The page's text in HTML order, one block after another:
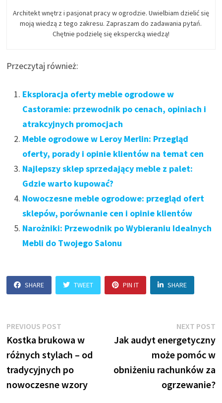
Architekt wnętrz i pasjonat pracy w ogrodzie. Uwielbiam dzielić się
moją wiedzą z tego zakresu. Zapraszam do zadawania pytań.
Chętnie podzielę się ekspercką wiedzą!
Przeczytaj również:
Eksploracja oferty meble ogrodowe w
Castoramie: przewodnik po cenach, opiniach i
atrakcyjnych promocjach
Meble ogrodowe w Leroy Merlin: Przegląd
oferty, porady i opinie klientów na temat cen
Najlepszy sklep sprzedający meble z palet:
Gdzie warto kupować?
Nowoczesne meble ogrodowe: przegląd ofert
sklepów, porównanie cen i opinie klientów
Narożniki: Przewodnik po Wybieraniu Idealnych
Mebli do Twojego Salonu
SHARE TWEET PIN IT SHARE
Nawigacja
wpisu
PREVIOUS POST
post:
Kostka brukowa w
różnych stylach – od
tradycyjnych po
nowoczesne wzory
NEXT POST
Jak audyt energetyczny
może pomóc w
obniżeniu rachunków za
ogrzewanie?